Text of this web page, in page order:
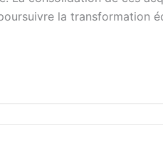
la transformation